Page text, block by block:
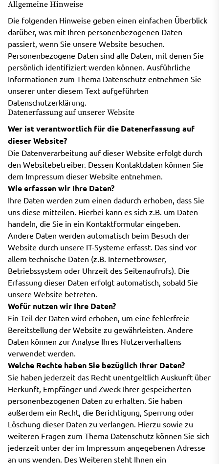
Allgemeine Hinweise
Die folgenden Hinweise geben einen einfachen Überblick
darüber, was mit Ihren personenbezogenen Daten
passiert, wenn Sie unsere Website besuchen.
Personenbezogene Daten sind alle Daten, mit denen Sie
persönlich identifiziert werden können. Ausführliche
Informationen zum Thema Datenschutz entnehmen Sie
unserer unter diesem Text aufgeführten
Datenschutzerklärung.
Datenerfassung auf unserer Website
Wer ist verantwortlich für die Datenerfassung auf
dieser Website?
Die Datenverarbeitung auf dieser Website erfolgt durch
den Websitebetreiber. Dessen Kontaktdaten können Sie
dem Impressum dieser Website entnehmen.
Wie erfassen wir Ihre Daten?
Ihre Daten werden zum einen dadurch erhoben, dass Sie
uns diese mitteilen. Hierbei kann es sich z.B. um Daten
handeln, die Sie in ein Kontaktformular eingeben.
Andere Daten werden automatisch beim Besuch der
Website durch unsere IT-Systeme erfasst. Das sind vor
allem technische Daten (z.B. Internetbrowser,
Betriebssystem oder Uhrzeit des Seitenaufrufs). Die
Erfassung dieser Daten erfolgt automatisch, sobald Sie
unsere Website betreten.
Wofür nutzen wir Ihre Daten?
Ein Teil der Daten wird erhoben, um eine fehlerfreie
Bereitstellung der Website zu gewährleisten. Andere
Daten können zur Analyse Ihres Nutzerverhaltens
verwendet werden.
Welche Rechte haben Sie bezüglich Ihrer Daten?
Sie haben jederzeit das Recht unentgeltlich Auskunft über
Herkunft, Empfänger und Zweck Ihrer gespeicherten
personenbezogenen Daten zu erhalten. Sie haben
außerdem ein Recht, die Berichtigung, Sperrung oder
Löschung dieser Daten zu verlangen. Hierzu sowie zu
weiteren Fragen zum Thema Datenschutz können Sie sich
jederzeit unter der im Impressum angegebenen Adresse
an uns wenden. Des Weiteren steht Ihnen ein